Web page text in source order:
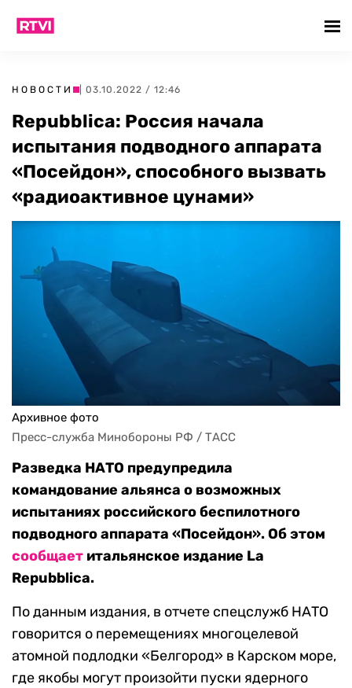
НОВОСТИ | 03.10.2022 / 12:46
Repubblica: Россия начала
испытания подводного аппарата
«Посейдон», способного вызвать
«радиоактивное цунами»
Архивное фото
Пресс-служба Минобороны РФ / ТАСС
Разведка НАТО предупредила
командование альянса о возможных
испытаниях российского беспилотного
подводного аппарата «Посейдон». Об этом
сообщает итальянское издание La
Repubblica.
По данным издания, в отчете спецслужб НАТО
говорится о перемещениях многоцелевой
атомной подлодки «Белгород» в Карском море,
где якобы могут произойти пуски ядерного